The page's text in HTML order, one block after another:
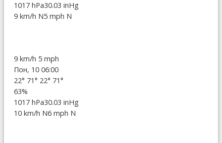
1017 hPa30.03 inHg
9 km/h N5 mph N
9 km/h 5 mph
Пон, 10 06:00
22° 71° 22° 71°
63%
1017 hPa30.03 inHg
10 km/h N6 mph N